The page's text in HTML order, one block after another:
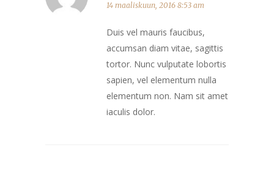
14 maaliskuun, 2016 8:53 am
Duis vel mauris faucibus,
accumsan diam vitae, sagittis
tortor. Nunc vulputate lobortis
sapien, vel elementum nulla
elementum non. Nam sit amet
iaculis dolor.